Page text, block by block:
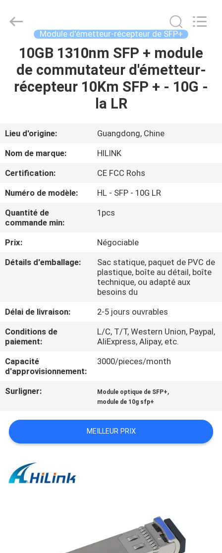
MAISON
À
PROPOS
NOUS
DE
L'USINE
DE
LA
QUALITÉ
NOUS
CONTACTER
NOUVELLES
AFFAIRES
HiLink
Technology
Reserved.
Module d'émetteur-récepteur de SFP+
10GB 1310nm SFP + module
de commutateur d'émetteur-
récepteur 10Km SFP + - 10G -
la LR
Lieu d'origine:
Guangdong, Chine
Nom de marque:
HILINK
Certification:
CE FCC Rohs
Numéro de modèle:
HL - SFP - 10G LR
Quantité de
commande min:
1pcs
Prix:
Négociable
Détails d'emballage:
Sac statique, paquet de PVC de
plastique, boîte au détail, boîte
technique, ou adapté aux
besoins du
Délai de livraison:
2-5 jours ouvrables
Conditions de
paiement:
L/C, T/T, Western Union, Paypal,
AliExpress, Alipay, etc.
Capacité
d'approvisionnement:
3000/pieces/month
Surligner: Module optique de SFP+,
module de 10g sfp+
MEILLEUR PRIX